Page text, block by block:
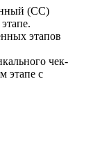
(СС)
этапов
чек-
этапе с